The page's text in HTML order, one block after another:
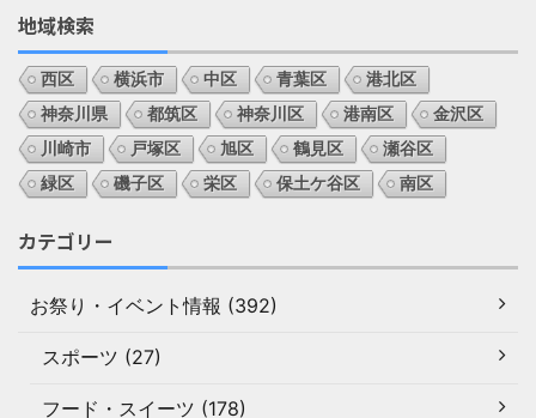
地域検索
西区 横浜市 中区 青葉区
港北区
神奈川県
都筑区 神奈川区 港南区
金沢区
川崎市
戸塚区 旭区 鶴見区
瀬谷区
緑区
磯子区 栄区 保土ケ谷区 南区
カテゴリー
お祭り・イベント情報 (392)
スポーツ (27)
フード・スイーツ (178)